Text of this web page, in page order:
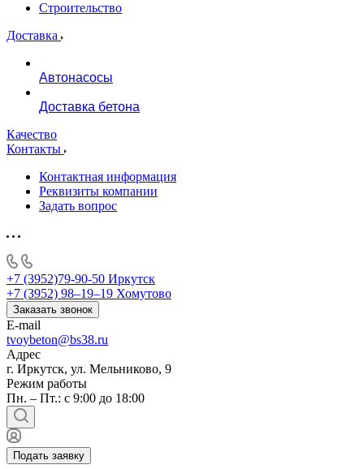
Строительство
Доставка
Автонасосы
Доставка бетона
Качество
Контакты
Контактная информация
Реквизиты компании
Задать вопрос
+7 (3952)79-90-50 Иркутск
+7 (3952) 98‒19‒19 Хомутово
Заказать звонок
E-mail
tvoybeton@bs38.ru
Адрес
г. Иркутск, ул. Мельниково, 9
Режим работы
Пн. – Пт.: с 9:00 до 18:00
Подать заявку